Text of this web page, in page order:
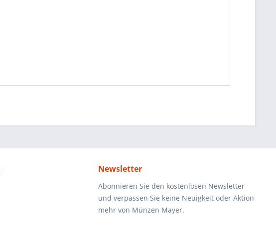
Newsletter
Abonnieren Sie den kostenlosen Newsletter
und verpassen Sie keine Neuigkeit oder Aktion
mehr von Münzen Mayer.